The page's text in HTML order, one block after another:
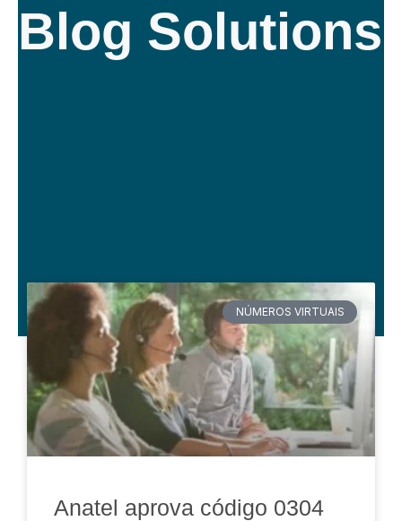
Blog Solutions
NÚMEROS VIRTUAIS
Anatel aprova código 0304